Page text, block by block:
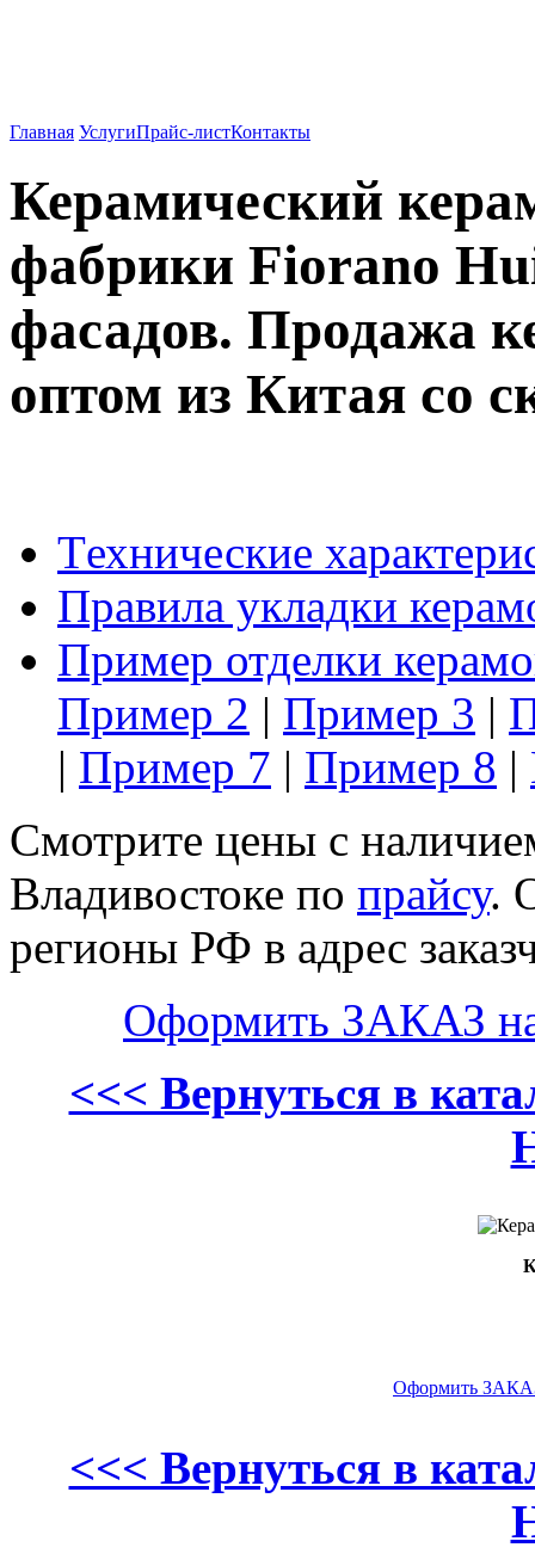
Главная УслугиПрайс-листКонтакты
Керамический
фабрики Fiorano
фасадов. Продажа
оптом из Китая со
Tехнические
Правила укладки
Пример отделки
Пример 2 | Пример 3 |
| Пример 7 | Пример 8 |
Смотрите цены с
Владивостоке по прайсу.
регионы РФ в адрес
Оформить ЗАКАЗ
<<< Вернуться в
Оформить
<<< Вернуться в